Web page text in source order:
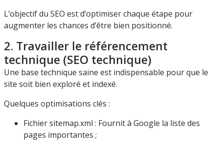
L’objectif du SEO est d’optimiser chaque étape pour
augmenter les chances d’être bien positionné.
2. Travailler le référencement
technique (SEO technique)
Une base technique saine est indispensable pour que le
site soit bien exploré et indexé.
Quelques optimisations clés :
Fichier sitemap.xml : Fournit à Google la liste des
pages importantes ;